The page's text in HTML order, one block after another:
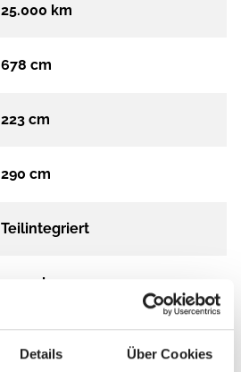
Details Über Cookies
25.000 km
678 cm
223 cm
290 cm
Teilintegriert
3.500 kg
Diesel